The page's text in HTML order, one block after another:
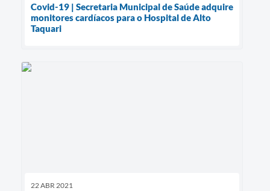
Covid-19 | Secretaria Municipal de Saúde adquire
monitores cardíacos para o Hospital de Alto
Taquari
22 ABR 2021